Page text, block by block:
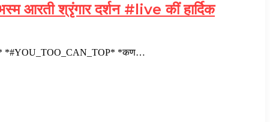
आरती श्रृंगार दर्शन #live कीं हार्दिक
*#YOU_TOO_CAN_TOP* *कण…